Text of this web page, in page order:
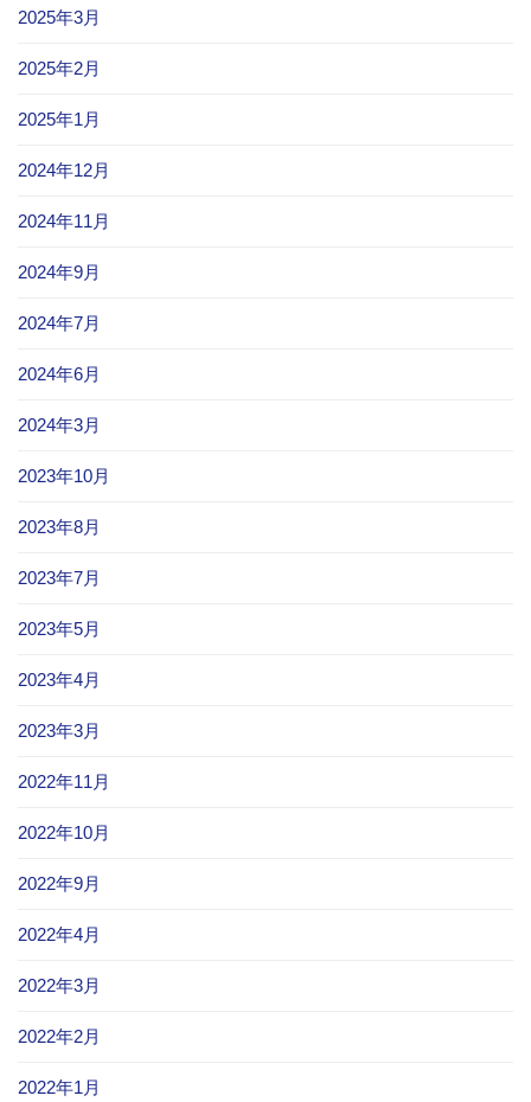
2025年3月
2025年2月
2025年1月
2024年12月
2024年11月
2024年9月
2024年7月
2024年6月
2024年3月
2023年10月
2023年8月
2023年7月
2023年5月
2023年4月
2023年3月
2022年11月
2022年10月
2022年9月
2022年4月
2022年3月
2022年2月
2022年1月